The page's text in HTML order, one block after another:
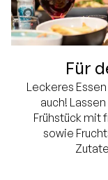
Für
Leckeres
auch!
Frühstück mit
sowie